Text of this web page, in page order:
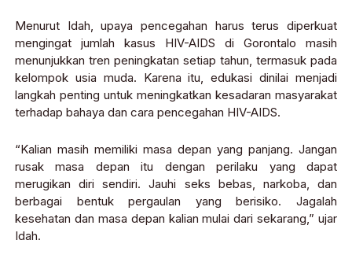
Menurut Idah, upaya pencegahan harus terus diperkuat
mengingat jumlah kasus HIV-AIDS di Gorontalo masih
menunjukkan tren peningkatan setiap tahun, termasuk pada
kelompok usia muda. Karena itu, edukasi dinilai menjadi
langkah penting untuk meningkatkan kesadaran masyarakat
terhadap bahaya dan cara pencegahan HIV-AIDS.
“Kalian masih memiliki masa depan yang panjang. Jangan
rusak masa depan itu dengan perilaku yang dapat
merugikan diri sendiri. Jauhi seks bebas, narkoba, dan
berbagai bentuk pergaulan yang berisiko. Jagalah
kesehatan dan masa depan kalian mulai dari sekarang,” ujar
Idah.